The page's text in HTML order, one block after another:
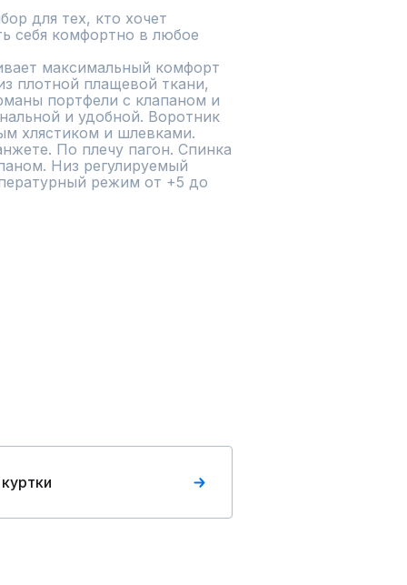
для тех, кто хочет
себя комфортно в любое
максимальный комфорт
плотной плащевой ткани,
портфели с клапаном и
и удобной. Воротник
хлястиком и шлевками.
По плечу пагон. Спинка
Низ регулируемый
режим от +5 до